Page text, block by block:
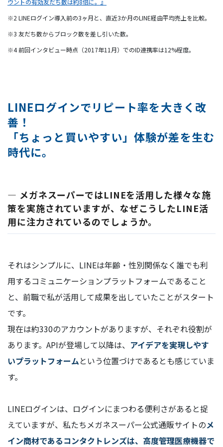
ウントの有効友だち数は約8倍に。』
※2 LINEログイン導入前の3ヶ月と、直近3か月のLINE経由平均売上を比較。
※3 友だち数からブロック数を差し引いた数。
※4 前回インタビュー時点（2017年11月）でのID連携率は12%程度。
LINEログインでリピート率を大きく改
善！
「ちょっと買いやすい」体験が差を生む
時代に。
― メガネスーパーではLINEを活用した様々な施
策を実施されていますが、なぜこうしたLINE活
用に注力されているのでしょうか。
それはシンプルに、LINEは年齢・性別関係なく誰でも利
用するコミュニケーションプラットフォームであること
と、前職で私が活用して成果を出していたことがスタート
です。
現在は約330のアカウントがありますが、それぞれ役割が
あります。APIが登場して以降は、 アイデアを実現しやす
いプラットフォームという位置づけであるとも感じていま
す。
LINEログインは、ログインにまつわる便利さがあると捉
えていますが、私たちメガネスーパー公式通販サイトのメ
イン商材であるコンタクトレンズは、高度管理医療機器で